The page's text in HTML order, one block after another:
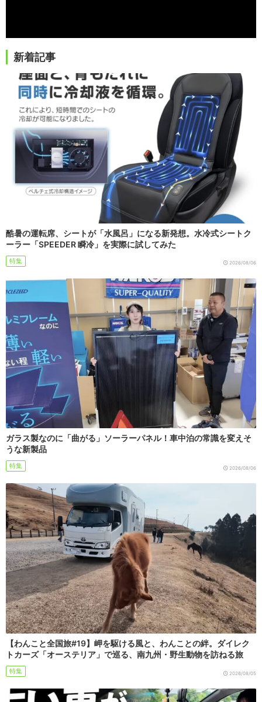
新着記事
酷暑の運転席、シートが「水風呂」になる新発想。水冷式シートク
ーラー「SPEEDER 瞬冷」を実際に試してみた
特集 2026/08/06
ガラス製なのに「曲がる」ソーラーパネル！車中泊の常識を変えそ
うな新製品
特集 2026/08/06
【わんこと全国旅#19】岬を駆ける風と、わんことの絆。ダイレク
トカーズ「オーステリア」で巡る、南九州・野生動物を訪ねる旅
特集 2026/08/05